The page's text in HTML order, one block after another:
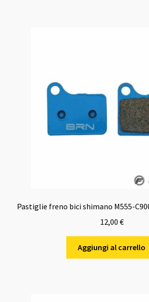
Pastiglie freno bici shimano M555-
12,00 €
Aggiungi al carrello